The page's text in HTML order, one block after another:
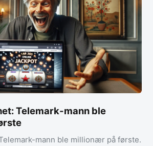
Telemark-mann ble
mann ble millionær på første.